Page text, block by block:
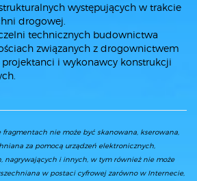
występujących w trakcie
drogowej.
technicznych budownictwa
związanych z drogownictwem
i wykonawcy konstrukcji
fragmentach nie może być skanowana, kserowana,
za pomocą urządzeń elektronicznych,
nagrywających i innych, w tym również nie może
w postaci cyfrowej zarówno w Internecie,